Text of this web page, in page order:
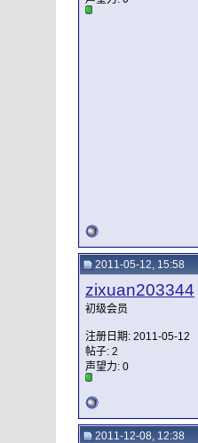
2011-05-12, 15:58
zixuan203344
初级会员
注册日期: 2011-05-12
帖子: 2
声望力: 0
2011-12-08, 12:38